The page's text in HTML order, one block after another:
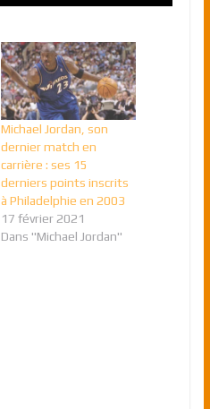
Michael Jordan, son
dernier match en
carrière : ses 15
derniers points inscrits
à Philadelphie en 2003
17 février 2021
Dans "Michael Jordan"